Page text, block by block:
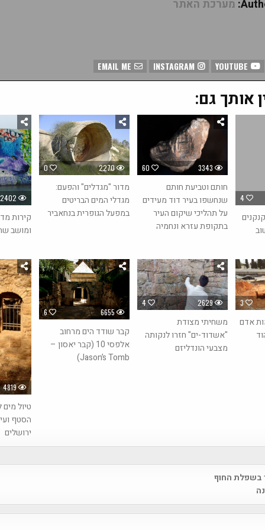
מערכת האתר
INSTAGRAM
אותך גם:
2402
קירות
ומושב
0 2270
מדור "מגדלים" והפעם:
מגדלי המים הבריטים
במפעל הגופרית בנחאביר
60 3343
חותם וטביעת חותם
שנחשפו בעיר דוד מעידים
על תהליכי שיקום העיר
בתקופת עזרא ונחמיה
4
4819
טיול
הסטף
ירושלים
6 6655
קבר שודד הים מרחוב
אלפסי 10 (קבר יאסון –
Jason’s Tomb)
4 2629
משחיתי מצודת
"אשדוד-ים" חזרו לנקותה
מצבעי הונדליזם
3
אדם
בשפלת החוף